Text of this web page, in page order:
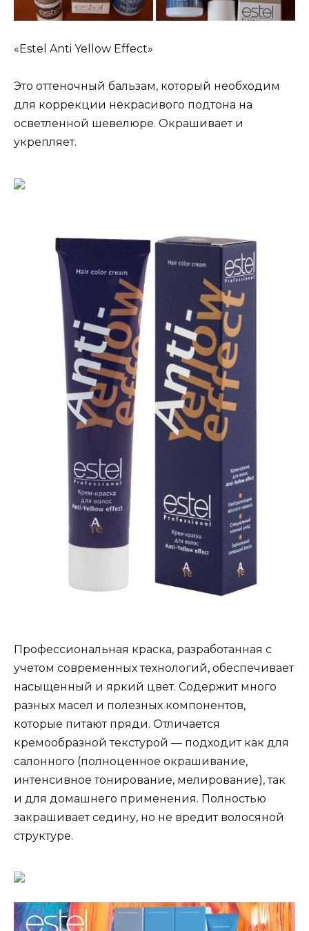
«Estel Anti Yellow Effect»
Это оттеночный бальзам, который необходим
для коррекции некрасивого подтона на
осветленной шевелюре. Окрашивает и
укрепляет.
Профессиональная краска, разработанная с
учетом современных технологий, обеспечивает
насыщенный и яркий цвет. Содержит много
разных масел и полезных компонентов,
которые питают пряди. Отличается
кремообразной текстурой — подходит как для
салонного (полноценное окрашивание,
интенсивное тонирование, мелирование), так
и для домашнего применения. Полностью
закрашивает седину, но не вредит волосяной
структуре.